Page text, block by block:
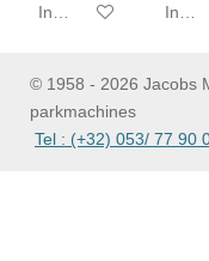
In winkelwagen In
© 1958 - 2026 Jacobs
Tel : (+32) 053/ 77 90